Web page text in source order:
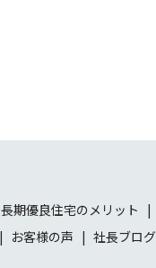
長期優良住宅のメリット
お客様の声 社長ブログ